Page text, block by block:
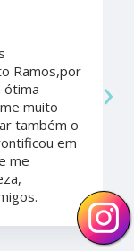
Ramos,por
ótima
muito
também o
em
me
›